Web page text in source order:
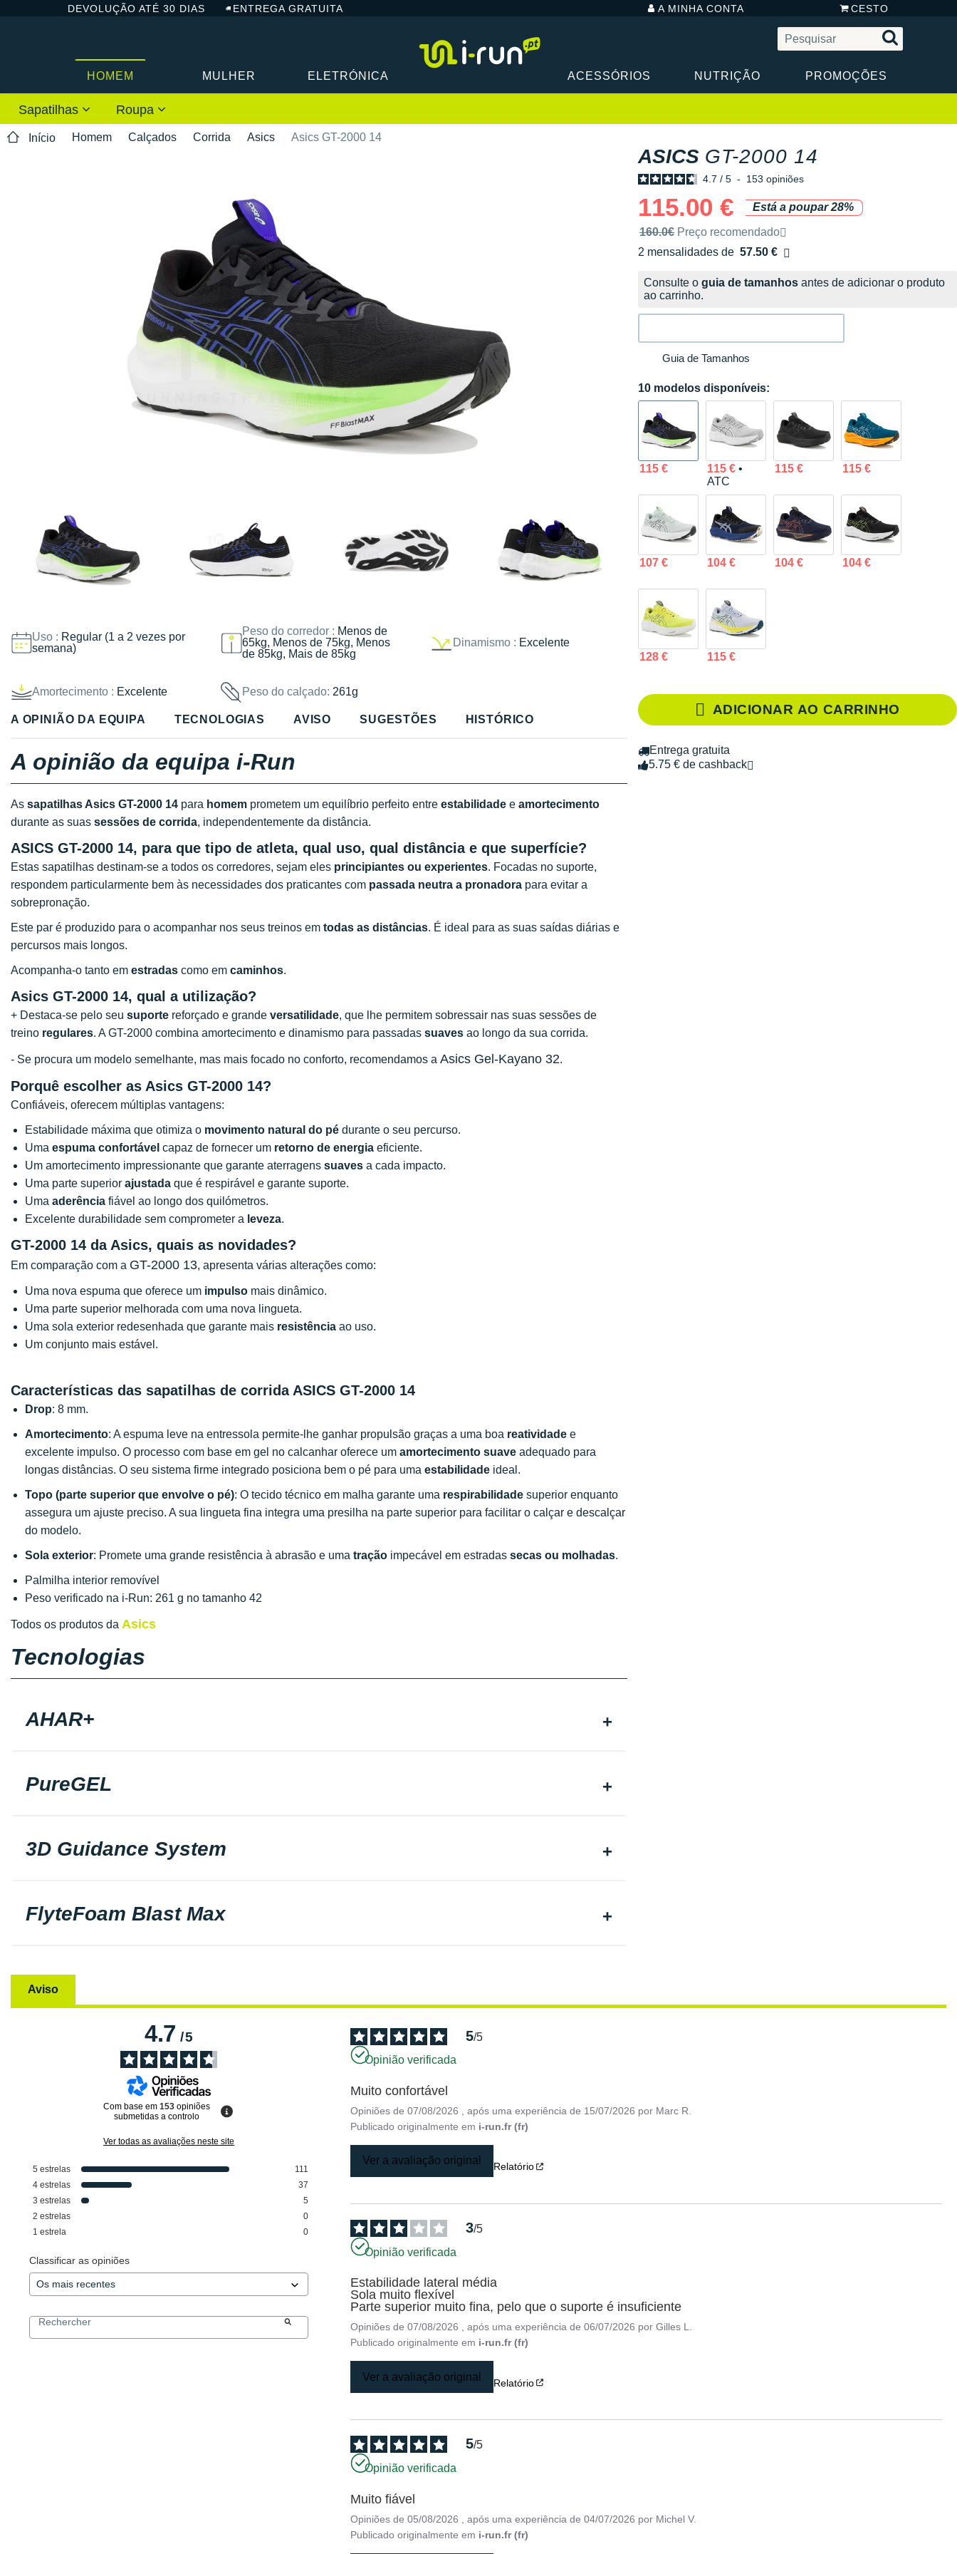
DEVOLUÇÃO ATÉ 30 DIAS ENTREGA GRATUITA A MINHA CONTA CESTO
HOMEM MULHER ELETRÓNICA ACESSÓRIOS NUTRIÇÃO PROMOÇÕES
Sapatilhas Roupa
Início Homem Calçados Corrida Asics Asics GT-2000 14
Uso : Regular (1 a 2 vezes por
semana)
Peso do corredor : Menos de
65kg, Menos de 75kg, Menos
de 85kg, Mais de 85kg
Dinamismo : Excelente
Amortecimento : Excelente Peso do calçado: 261g
ASICS GT-2000 14
4.7 / 5 - 153 opiniões
115.00 €
Está a poupar 28%
Preço de venda recomendado pela marca
160.0€ Preço recomendado
2 mensalidades de 57.50 €
sem custos
Consulte o guia de tamanhos antes de adicionar o produto
ao carrinho.
Guia de Tamanhos
10 modelos disponíveis:
115 € 115 €•
ATC
115 € 115 €
107 € 104 € 104 € 104 €
128 € 115 €
ADICIONAR AO CARRINHO
Entrega gratuita
5.75 € de cashback
A OPINIÃO DA EQUIPA TECNOLOGIAS AVISO SUGESTÕES HISTÓRICO
A opinião da equipa i-Run
As sapatilhas Asics GT-2000 14 para homem prometem um equilíbrio perfeito entre estabilidade e amortecimento
durante as suas sessões de corrida, independentemente da distância.
ASICS GT-2000 14, para que tipo de atleta, qual uso, qual distância e que superfície?
Estas sapatilhas destinam-se a todos os corredores, sejam eles principiantes ou experientes. Focadas no suporte,
respondem particularmente bem às necessidades dos praticantes com passada neutra a pronadora para evitar a
sobrepronação.
Este par é produzido para o acompanhar nos seus treinos em todas as distâncias. É ideal para as suas saídas diárias e
percursos mais longos.
Acompanha-o tanto em estradas como em caminhos.
Asics GT-2000 14, qual a utilização?
+ Destaca-se pelo seu suporte reforçado e grande versatilidade, que lhe permitem sobressair nas suas sessões de
treino regulares. A GT-2000 combina amortecimento e dinamismo para passadas suaves ao longo da sua corrida.
- Se procura um modelo semelhante, mas mais focado no conforto, recomendamos a Asics Gel-Kayano 32.
Porquê escolher as Asics GT-2000 14?
Confiáveis, oferecem múltiplas vantagens:
Estabilidade máxima que otimiza o movimento natural do pé durante o seu percurso.
Uma espuma confortável capaz de fornecer um retorno de energia eficiente.
Um amortecimento impressionante que garante aterragens suaves a cada impacto.
Uma parte superior ajustada que é respirável e garante suporte.
Uma aderência fiável ao longo dos quilómetros.
Excelente durabilidade sem comprometer a leveza.
GT-2000 14 da Asics, quais as novidades?
Em comparação com a GT-2000 13, apresenta várias alterações como:
Uma nova espuma que oferece um impulso mais dinâmico.
Uma parte superior melhorada com uma nova lingueta.
Uma sola exterior redesenhada que garante mais resistência ao uso.
Um conjunto mais estável.
Características das sapatilhas de corrida ASICS GT-2000 14
Drop: 8 mm.
Amortecimento: A espuma leve na entressola permite-lhe ganhar propulsão graças a uma boa reatividade e
excelente impulso. O processo com base em gel no calcanhar oferece um amortecimento suave adequado para
longas distâncias. O seu sistema firme integrado posiciona bem o pé para uma estabilidade ideal.
Topo (parte superior que envolve o pé): O tecido técnico em malha garante uma respirabilidade superior enquanto
assegura um ajuste preciso. A sua lingueta fina integra uma presilha na parte superior para facilitar o calçar e descalçar
do modelo.
Sola exterior: Promete uma grande resistência à abrasão e uma tração impecável em estradas secas ou molhadas.
Palmilha interior removível
Peso verificado na i-Run: 261 g no tamanho 42
Todos os produtos da Asics
Tecnologias
AHAR+
PureGEL
3D Guidance System
FlyteFoam Blast Max
Aviso
4.7/5
Com base em153 opiniões
submetidas a controlo
Ver todas as avaliações neste site
5 estrelas
111
4 estrelas
37
3 estrelas
5
2 estrelas
0
1 estrela 0
Classificar as opiniões
5/5
Opinião verificada
Muito confortável
Opiniões de07/08/2026 , após uma experiência de 15/07/2026 por Marc R.
Publicado originalmente em i-run.fr (fr)
Ver a avaliação original Relatório
3/5
Opinião verificada
Estabilidade lateral média
Sola muito flexível
Parte superior muito fina, pelo que o suporte é insuficiente
Opiniões de07/08/2026 , após uma experiência de06/07/2026 porGilles L.
Publicado originalmente em i-run.fr (fr)
Ver a avaliação original Relatório
5/5
Opinião verificada
Muito fiável
Opiniões de05/08/2026 , após uma experiência de04/07/2026 por Michel V.
Publicado originalmente em i-run.fr (fr)